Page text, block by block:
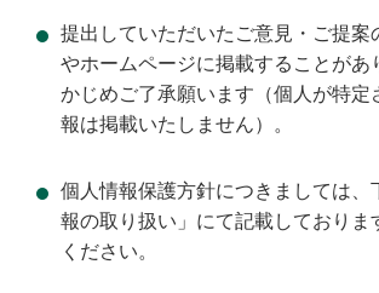
提出していただいたご意見・ご提案
やホームページに掲載することがあ
かじめご了承願います（個人が特定
報は掲載いたしません）。
個人情報保護方針につきましては、
報の取り扱い」にて記載しておりま
ください。